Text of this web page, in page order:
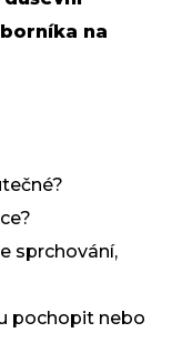
na
sprchování,
pochopit nebo